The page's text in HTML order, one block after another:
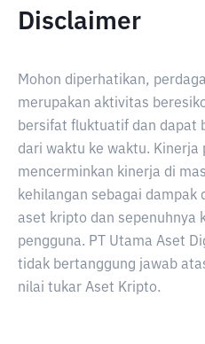
Disclaimer
Mohon diperhatikan,
merupakan aktivitas
bersifat fluktuatif dan dapat
dari waktu ke waktu. Kinerja
mencerminkan kinerja di
kehilangan sebagai dampak
aset kripto dan sepenuhnya
pengguna. PT Utama Aset
tidak bertanggung jawab
nilai tukar Aset Kripto.